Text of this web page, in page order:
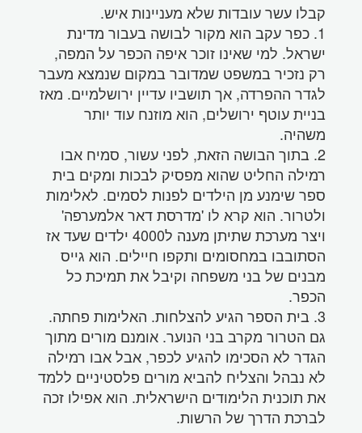
קבלו עשר עובדות שלא מעניינות איש.
1. כפר עקב הוא מקור לבושה בעבור מדינת
ישראל. למי שאינו זוכר איפה הכפר על המפה,
רק נזכיר במשפט שמדובר במקום שנמצא מעבר
לגדר ההפרדה, אך תושביו עדיין ירושלמיים. מאז
בניית עוטף ירושלים, הוא מוזנח עוד יותר
משהיה.
2. בתוך הבושה הזאת, לפני עשור, סמיח אבו
רמילה החליט שהוא מפסיק לבכות ומקים בית
ספר שימנע מן הילדים לפנות לסמים. לאלימות
ולטרור. הוא קרא לו 'מדרסת דאר אלמערפה'
ויצר מערכת שתיתן מענה ל4000 ילדים שעד אז
הסתובבו במחסומים ותקפו חיילים. הוא גייס
מבנים של בני משפחה וקיבל את תמיכת כל
הכפר.
3. בית הספר הגיע להצלחות. האלימות פחתה.
גם הטרור מקרב בני הנוער. אומנם מורים מתוך
הגדר לא הסכימו להגיע לכפר, אבל אבו רמילה
לא נבהל והצליח להביא מורים פלסטיניים ללמד
את תוכנית הלימודים הישראלית. הוא אפילו זכה
לברכת הדרך של הרשות.